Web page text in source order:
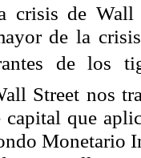
crisis de
de la
de los
Street nos
que
Monetario